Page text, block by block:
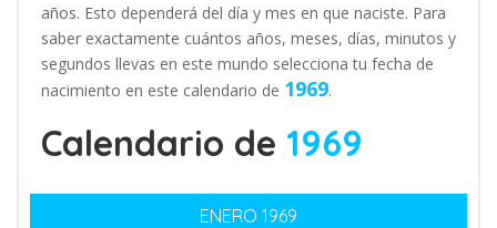
años. Esto dependerá del día y mes en que naciste. Para
saber exactamente cuántos años, meses, días, minutos y
segundos llevas en este mundo selecciona tu fecha de
nacimiento en este calendario de 1969.
Calendario de 1969
ENERO 1969